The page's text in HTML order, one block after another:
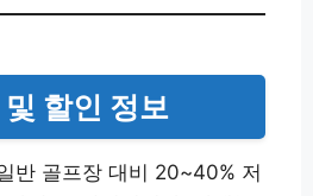
할인 정보
반 골프장 대비 20~40% 저